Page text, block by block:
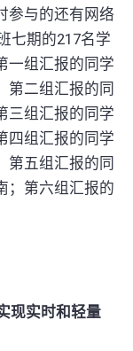
参与的还有网络
七期的217名学
一组汇报的同学
第二组汇报的同
三组汇报的同学
四组汇报的同学
第五组汇报的同
；第六组汇报的
现实时和轻量